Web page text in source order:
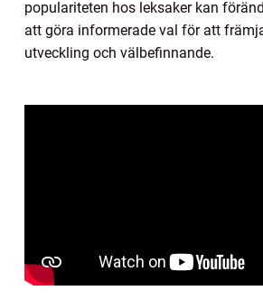
populariteten hos leksaker kan
att göra informerade val för att
utveckling och välbefinnande.